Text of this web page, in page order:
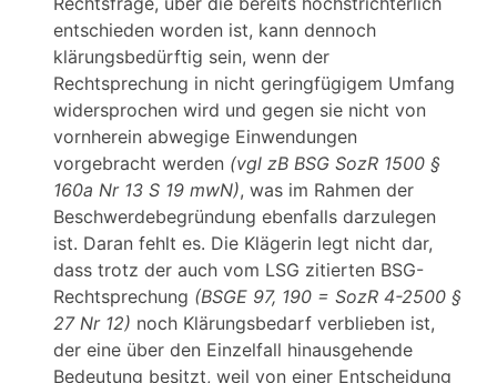
entschieden worden ist, kann dennoch
klärungsbedürftig sein, wenn der
Rechtsprechung in nicht geringfügigem Umfang
widersprochen wird und gegen sie nicht von
vornherein abwegige Einwendungen
vorgebracht werden (vgl zB BSG SozR 1500 §
160a Nr 13 S 19 mwN), was im Rahmen der
Beschwerdebegründung ebenfalls darzulegen
ist. Daran fehlt es. Die Klägerin legt nicht dar,
dass trotz der auch vom LSG zitierten BSG-
Rechtsprechung (BSGE 97, 190 = SozR 4-2500 §
27 Nr 12) noch Klärungsbedarf verblieben ist,
der eine über den Einzelfall hinausgehende
Bedeutung besitzt, weil von einer Entscheidung